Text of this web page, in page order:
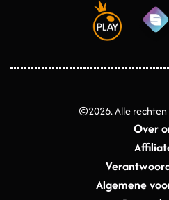
©2026. Alle
Over
Algemene